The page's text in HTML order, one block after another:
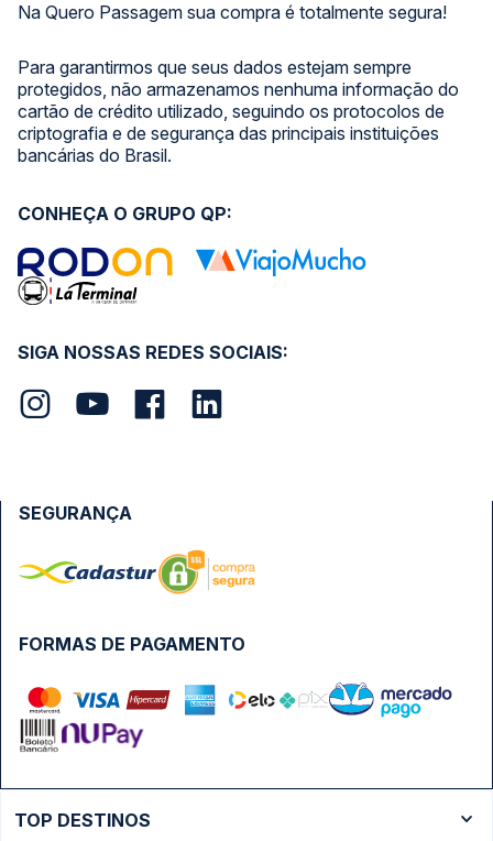
Na Quero Passagem sua compra é totalmente segura!
Para garantirmos que seus dados estejam sempre
protegidos, não armazenamos nenhuma informação do
cartão de crédito utilizado, seguindo os protocolos de
criptografia e de segurança das principais instituições
bancárias do Brasil.
SIGA NOSSAS REDES SOCIAIS:
CONHEÇA O GRUPO QP:
FORMAS DE PAGAMENTO
SEGURANÇA
TOP DESTINOS